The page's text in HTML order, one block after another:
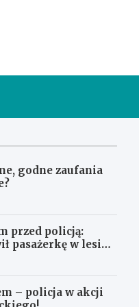
godne zaufania
przed policją:
pasażerkę w lesie i
– policja w akcji